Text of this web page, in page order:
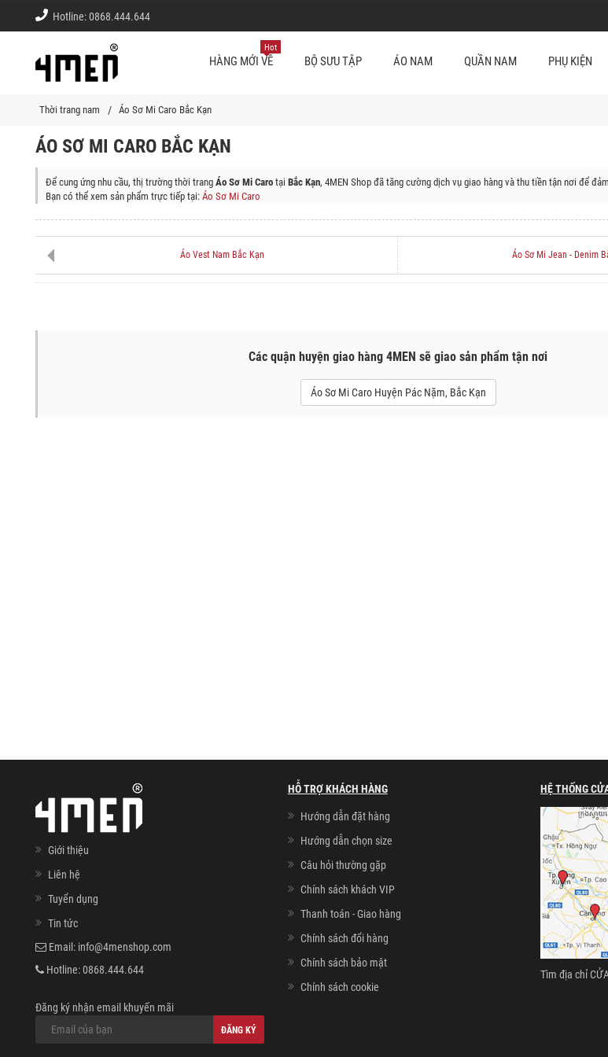
Hotline:0868.444.644
HÀNG MỚI VỀ
Hot
BỘ SƯU TẬP ÁO NAM QUẦN NAM PHỤ KIỆN
Thời trang nam Áo Sơ Mi Caro Bắc Kạn
ÁO SƠ MI CARO BẮC KẠN
Để cung ứng nhu cầu, thị trường thời trang Áo Sơ Mi Carotại Bắc Kạn, 4MEN Shop đã tăng cường dịch vụ giao hàng và thu tiền tận nơi để
Bạn có thể xem sản phẩm trực tiếp tại: Áo Sơ Mi Caro
Áo Vest Nam Bắc Kạn Áo Sơ Mi Jean - Denim
Các quận huyện giao hàng 4MEN sẽ giao sản phẩm tận nơi
Áo Sơ Mi Caro Huyện Pác Nặm, Bắc Kạn
Giới thiệu
Liên hệ
Tuyển dụng
Tin tức
Email: info@4menshop.com
Hotline:0868.444.644
Đăng ký nhận email khuyến mãi
ĐĂNG KÝ
HỖ TRỢ KHÁCH HÀNG
Hướng dẫn đặt hàng
Hướng dẫn chọn size
Câu hỏi thường gặp
Chính sách khách VIP
Thanh toán - Giao hàng
Chính sách đổi hàng
Chính sách bảo mật
Chính sách cookie
HỆ THỐNG
Tìm địa chỉ